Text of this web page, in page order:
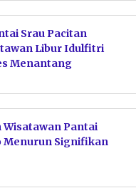
Srau Pacitan
Libur Idulfitri
Menantang
Pantai
Menurun Signifikan